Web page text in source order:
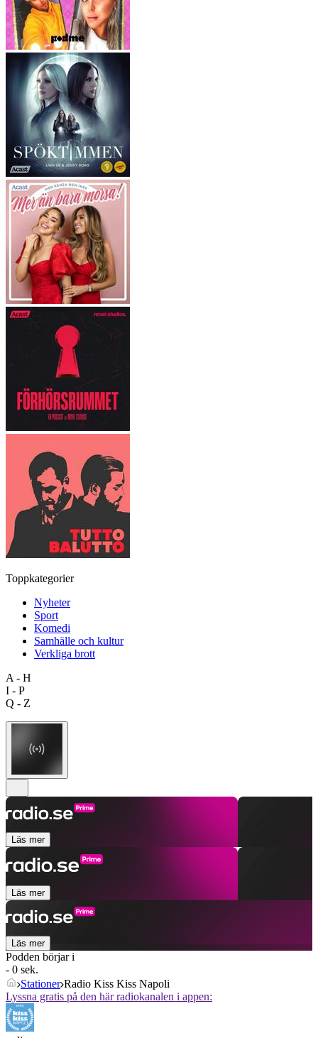
Toppkategorier
Nyheter
Sport
Komedi
Samhälle och kultur
Verkliga brott
A - H
I - P
Q - Z
Läs mer
Läs mer
Läs mer
Podden börjar i
- 0 sek.
Stationer Radio Kiss Kiss Napoli
Lyssna gratis på den här radiokanalen i appen: